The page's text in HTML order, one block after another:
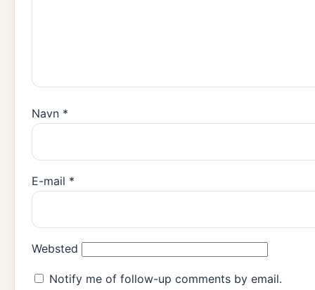
Navn *
E-mail *
Websted
Notify me of follow-up comments by email.